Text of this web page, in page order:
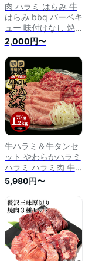
肉 ハラミ はらみ 牛
はらみ bbq バーベキ
ュー 味付けなし 焼
き肉 焼肉 訳あり 牛
肉 牛 冷凍 小分け 本
格 厚切りはらみ
300g お取り寄せ
2,000円〜
牛ハラミ＆牛タンセ
ット やわらかハラミ
ハラミ ハラミ肉 牛
ハラミ 牛タン 牛た
ん 肉 牛肉 700g
900g 1.2kg 冷凍 厚
切り 肉厚 BBQ BBQ
セット バーベキュー
バーベキューセット
焼肉 焼肉セット 肉
セット 小分け ギフ
5,980円〜